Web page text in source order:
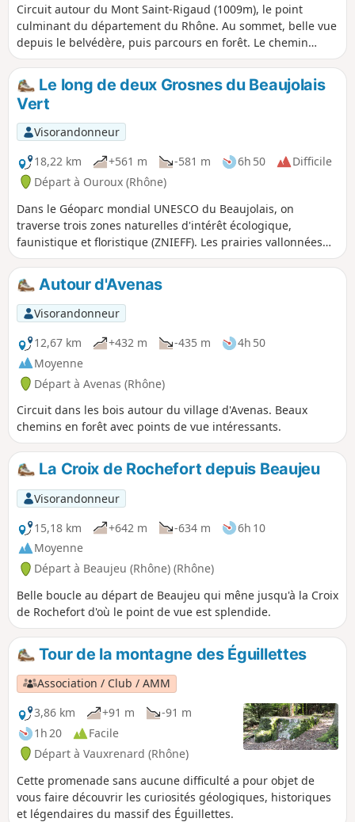
Circuit autour du Mont Saint-Rigaud (1009m), le point
culminant du département du Rhône. Au sommet, belle vue
depuis le belvédère, puis parcours en forêt. Le chemin
emprunte l'ancienne voie ferrée du petit train et passe sur
le viaduc du Châtelard.
Le long de deux Grosnes du Beaujolais
Vert
Visorandonneur
18,22 km
+561 m -581 m 6h 50
Difficile
Départ à Ouroux (Rhône)
Dans le Géoparc mondial UNESCO du Beaujolais, on
traverse trois zones naturelles d'intérêt écologique,
faunistique et floristique (ZNIEFF). Les prairies vallonnées
du bocage du Beaujolais Vert sont surmontées par des
collines de résineux. Les villages et hameaux traversés
offrent un patrimoine architectural typique. Cette étape
s'achève sur un panorama qui va des chaînons du Jura aux
Alpes (Mont Blanc) face aux Roches de Solutré et de
Vergisson classées Grand Site de France.
Autour d'Avenas
Visorandonneur
12,67 km
+432 m -435 m
4h 50
Moyenne
Départ à Avenas (Rhône)
Circuit dans les bois autour du village d'Avenas. Beaux
chemins en forêt avec points de vue intéressants.
La Croix de Rochefort depuis Beaujeu
Visorandonneur
15,18 km
+642 m -634 m
6h 10
Moyenne
Départ à Beaujeu (Rhône) (Rhône)
Belle boucle au départ de Beaujeu qui mêne jusqu'à la Croix
de Rochefort d'où le point de vue est splendide.
Tour de la montagne des Éguillettes
Association / Club / AMM
3,86 km
+91 m
-91 m
1h 20
Facile
Départ à Vauxrenard (Rhône)
Cette promenade sans aucune difficulté a pour objet de
vous faire découvrir les curiosités géologiques, historiques
et légendaires du massif des Éguillettes.